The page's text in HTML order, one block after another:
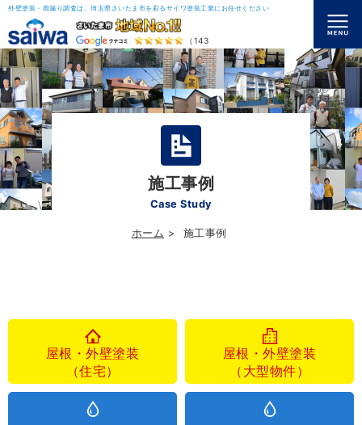
外壁塗装・雨漏り調査は、埼玉県さいたま市を彩るサイワ塗装工業にお任せください
（143）
施工事例
Case Study
ホーム 施工事例
屋根・外壁塗装
（住宅）
屋根・外壁塗装
（大型物件）